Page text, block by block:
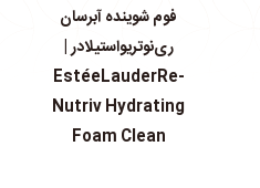
فوم شوینده آبرسان
ری‌نوتریواستیلادر |
EstéeLauderRe-
Nutriv Hydrating
Foam Clean